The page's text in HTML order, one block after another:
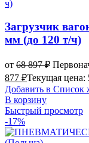
Загрузчик
мм (до 120 т/ч)
от 68 897₽
877 ₽Текущая цена:
Добавить в Список
В корзину
Быстрый просмотр
-17%